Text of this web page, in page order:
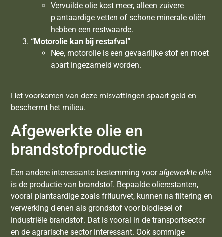
Vervuilde olie kost meer, alleen zuivere
plantaardige vetten of schone minerale oliën
hebben een restwaarde.
“Motorolie kan bij restafval”
Nee, motorolie is een gevaarlijke stof en moet
apart ingezameld worden.
Het voorkomen van deze misvattingen spaart geld en
beschermt het milieu.
Afgewerkte olie en
brandstofproductie
Een andere interessante bestemming voorafgewerkte olie
is de productie van brandstof. Bepaalde olierestanten,
vooral plantaardige zoals frituurvet, kunnen na filtering en
verwerking dienen als grondstof voor biodiesel of
industriële brandstof. Dat is vooral in de transportsector
en de agrarische sector interessant. Ook sommige